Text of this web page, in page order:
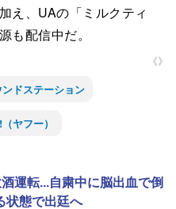
え、UAの「ミルクティ
も配信中だ。
《》
ドステーション
ヤフー）
運転...自粛中に脳出血で倒
状態で出廷へ